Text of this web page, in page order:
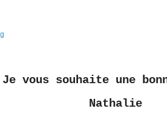
Je vous souhaite une
Nathalie